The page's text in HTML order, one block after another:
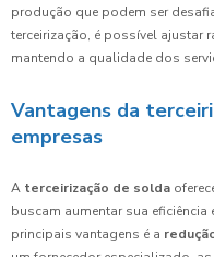
produção que podem ser
terceirização, é possível ajustar
mantendo a qualidade dos
Vantagens da
empresas
A terceirização de solda
buscam aumentar sua
principais vantagens é a